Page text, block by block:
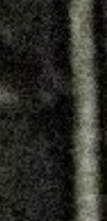
ついて
報